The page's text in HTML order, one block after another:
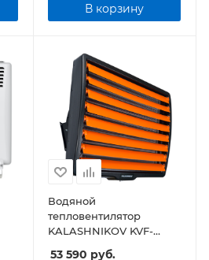
В корзину
Водяной
тепловентилятор
KALASHNIKOV KVF-
53 590 руб.